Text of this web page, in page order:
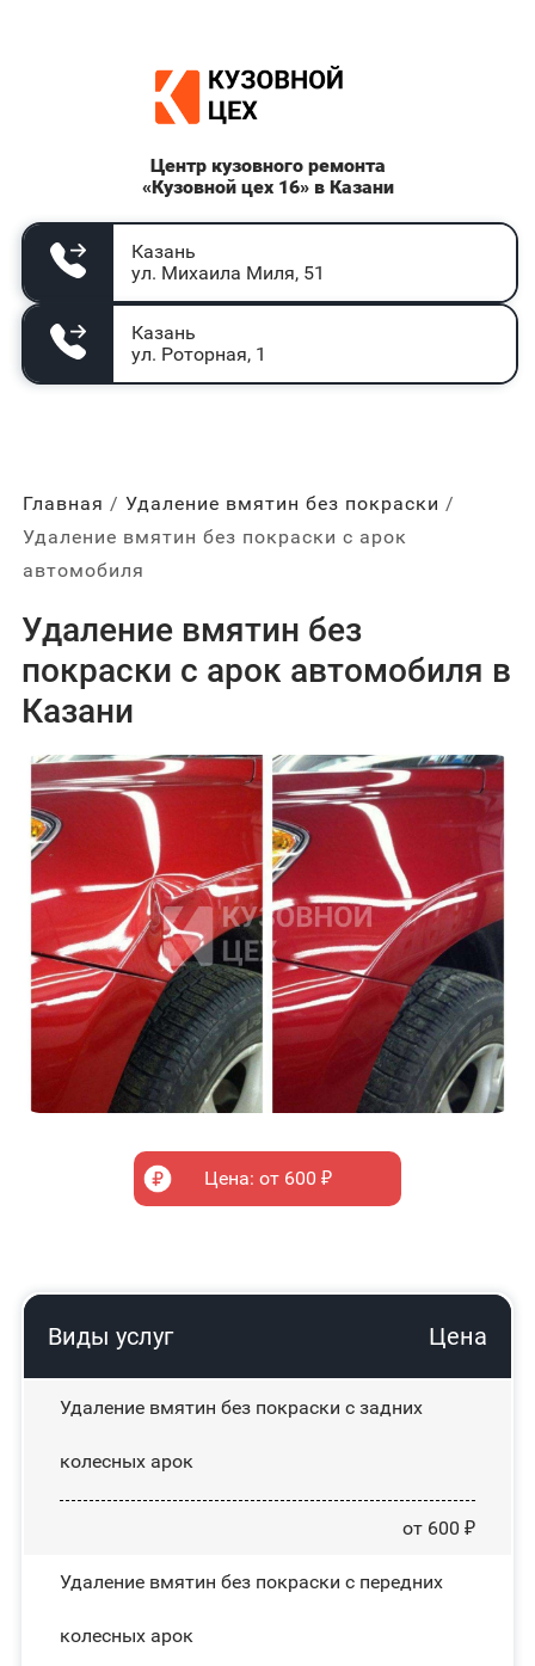
Центр кузовного ремонта
«Кузовной цех 16» в Казани
Казань
ул. Михаила Миля, 51
Казань
ул. Роторная, 1
Главная
Удаление вмятин без покраски
Удаление вмятин без покраски с арок
автомобиля
Удаление вмятин без
покраски с арок автомобиля в
Казани
Цена: от 600 ₽
Виды услуг Цена
Удаление вмятин без покраски с задних
колесных арок
от 600 ₽
Удаление вмятин без покраски с передних
колесных арок